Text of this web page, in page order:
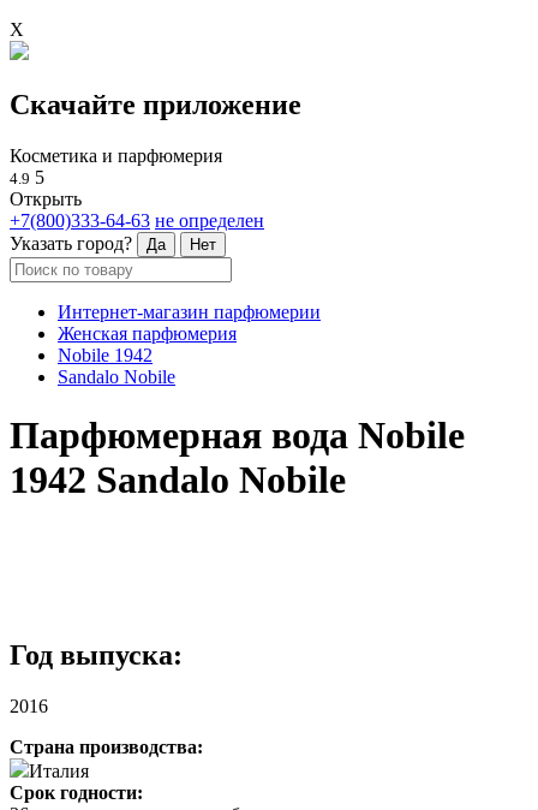
X
Скачайте приложение
Косметика и парфюмерия
4.9 5
Открыть
+7(800)333-64-63 не определен
Указать город?
Да Нет
Интернет-магазин парфюмерии
Женская парфюмерия
Nobile 1942
Sandalo Nobile
Парфюмерная вода Nobile
1942 Sandalo Nobile
Год выпуска:
2016
Страна производства:
Италия
Срок годности: